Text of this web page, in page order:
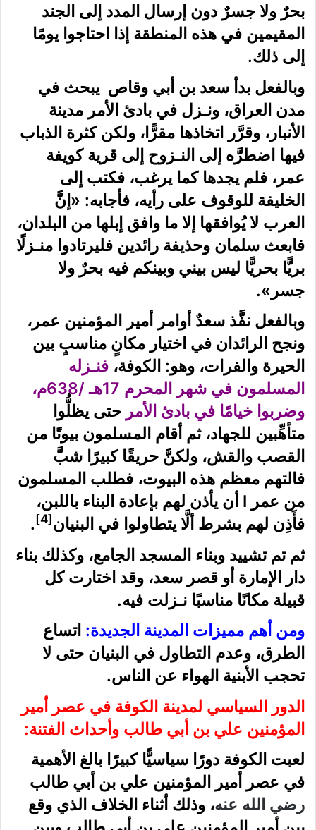
بحرٌ ولا جسرٌ دون إرسال المدد إلى الجند
المقيمين في هذه المنطقة إذا احتاجوا يومًا
إلى ذلك.
وبالفعل بدأ سعد بن أبي وقاص يبحث في
مدن العراق، ونـزل في بادئ الأمر مدينة
الأنبار، وقرَّر اتخاذها مقرًّا، ولكن كثرة الذباب
فيها اضطرَّه إلى النـزوح إلى قرية كويفة
عمر، فلم يجدها كما يرغب، فكتب إلى
الخليفة للوقوف على رأيه، فأجابه: «إنَّ
العرب لا يُوافقها إلا ما وافق إبلها من البلدان،
فابعث سلمان وحذيفة رائدين فليرتادوا منـزلًا
بريًّا بحريًّا ليس بيني وبينكم فيه بحرٌ ولا
جسر».
وبالفعل نفَّذ سعدٌ أوامر أمير المؤمنين عمر،
ونجح الرائدان في اختيار مكانٍ مناسبٍ بين
الحيرة والفرات، وهو: الكوفة، فنـزله
المسلمون في شهر المحرم 17هـ /638م،
وضربوا خيامًا في بادئ الأمر حتى يظلُّوا
متأهِّبين للجهاد، ثم أقام المسلمون بيوتًا من
القصب والقش، ولكنَّ حريقًا كبيرًا شبَّ
فالتهم معظم هذه البيوت، فطلب المسلمون
من عمر I أن يأذن لهم بإعادة البناء باللبن،
فأَذِن لهم بشرط ألَّا يتطاولوا في البنيان[4]
.
ثم تم تشييد وبناء المسجد الجامع، وكذلك بناء
دار الإمارة أو قصر سعد، وقد اختارت كل
قبيلة مكانًا مناسبًا نـزلت فيه.
ومن أهم مميزات المدينة الجديدة: اتساع
الطرق، وعدم التطاول في البنيان حتى لا
تحجب الأبنية الهواء عن الناس.
الدور السياسي لمدينة الكوفة في عصر أمير
المؤمنين علي بن أبي طالب وأحداث الفتنة:
لعبت الكوفة دورًا سياسيًّا كبيرًا بالغ الأهمية
في عصر أمير المؤمنين علي بن أبي طالب
رضي الله عنه، وذلك أثناء الخلاف الذي وقع